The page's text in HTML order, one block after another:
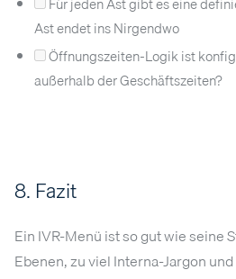
Ast endet ins Nirgendwo
Öffnungszeiten-Logik ist
außerhalb der Geschäftszeiten?
8. Fazit
Ein IVR-Menü ist so gut wie seine
Ebenen, zu viel Interna-Jargon